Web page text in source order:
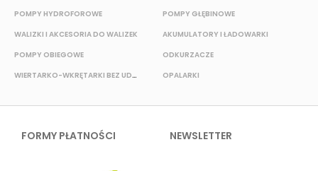
POMPY HYDROFOROWE
WALIZKI I AKCESORIA DO WALIZEK
POMPY OBIEGOWE
WIERTARKO-WKRĘTARKI BEZ UDAROWE
POMPY GŁĘBINOWE
AKUMULATORY I ŁADOWARKI
ODKURZACZE
OPALARKI
FORMY PŁATNOŚCI NEWSLETTER